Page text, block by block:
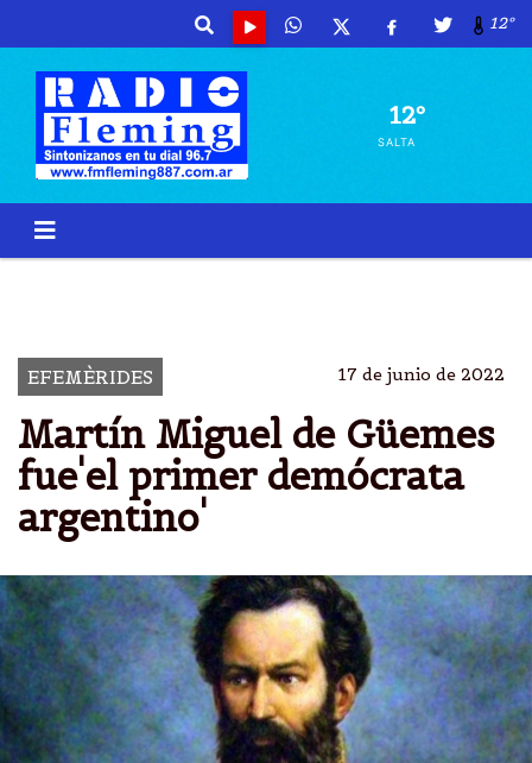
12º
12º
SALTA
EFEMÈRIDES 17 de junio de 2022
Martín Miguel de Güemes
fue'el primer demócrata
argentino'